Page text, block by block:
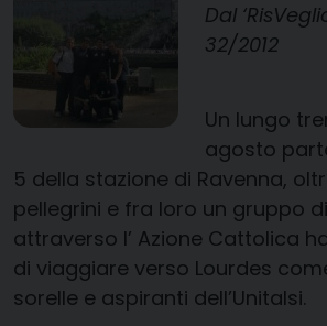
Dal
32/2012
Un lungo
agosto
5 della stazione di Ravenna,
pellegrini e fra loro un gruppo
attraverso l’ Azione Cattolica
di viaggiare verso Lourdes
sorelle e aspiranti dell’Unitalsi.